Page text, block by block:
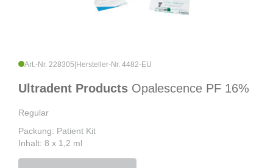
Art.-Nr. 228305 Hersteller-Nr. 4482-EU
Ultradent Products Opalescence PF 16%
Regular
Packung: Patient Kit
Inhalt: 8 x 1,2 ml